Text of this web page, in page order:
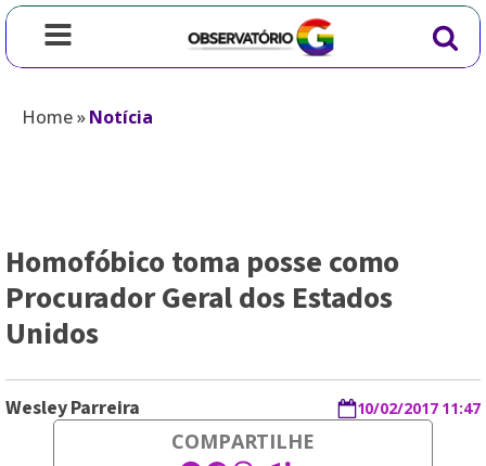
Home»Notícia
Homofóbico toma posse como
Procurador Geral dos Estados
Unidos
Wesley Parreira 10/02/2017 11:47
COMPARTILHE